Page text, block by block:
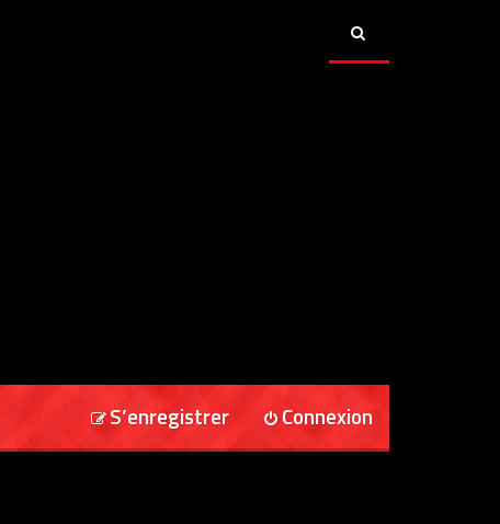
Connexion
S’enregistrer